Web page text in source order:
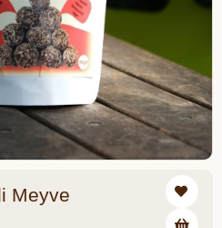
Meyve